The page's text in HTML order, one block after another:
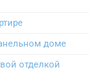
доме
отделкой